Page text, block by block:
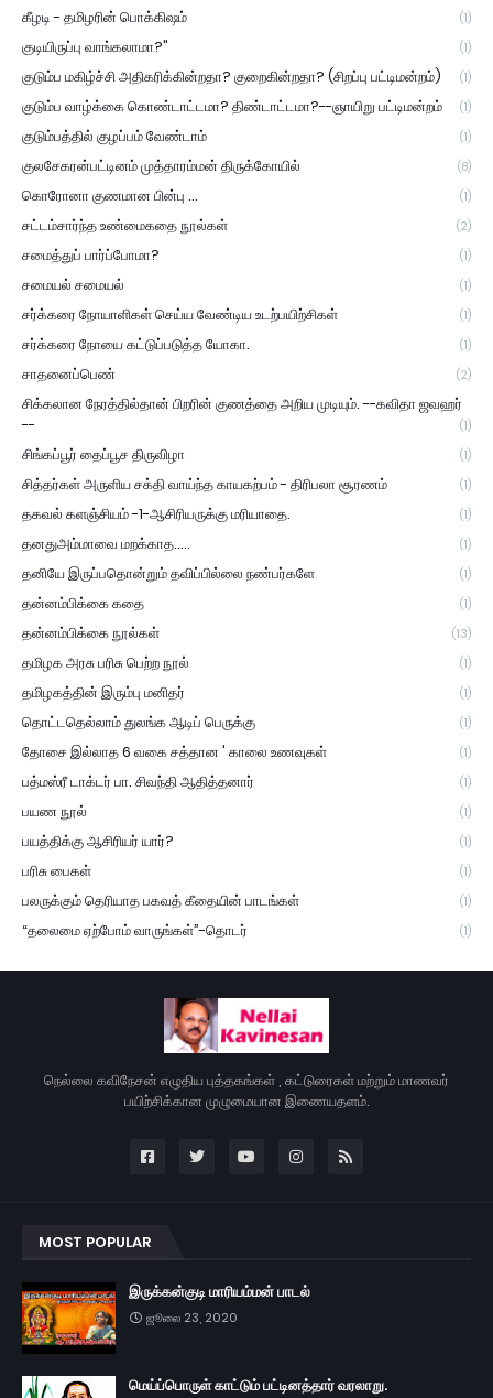
கீழடி - தமிழரின் பொக்கிஷம் (1)
குடியிருப்பு வாங்கலாமா?" (1)
குடும்ப மகிழ்ச்சி அதிகரிக்கின்றதா? குறைகின்றதா? (சிறப்பு பட்டிமன்றம்) (1)
குடும்ப வாழ்க்கை கொண்டாட்டமா? திண்டாட்டமா?--ஞாயிறு பட்டிமன்றம் (1)
குடும்பத்தில் குழப்பம் வேண்டாம் (1)
குலசேகரன்பட்டினம் முத்தாரம்மன் திருக்கோயில் (8)
கொரோனா குணமான பின்பு ... (1)
சட்டம்சார்ந்த உண்மைகதை நூல்கள் (2)
சமைத்துப் பார்ப்போமா? (1)
சமையல் சமையல் (1)
சர்க்கரை நோயாளிகள் செய்ய வேண்டிய உடற்பயிற்சிகள் (1)
சர்க்கரை நோயை கட்டுப்படுத்த யோகா. (1)
சாதனைப்பெண் (2)
சிக்கலான நேரத்தில்தான் பிறரின் குணத்தை அறிய முடியும். --கவிதா ஜவஹர்
--
(1)
சிங்கப்பூர் தைப்பூச திருவிழா (1)
சித்தர்கள் அருளிய சக்தி வாய்ந்த காயகற்பம் - திரிபலா சூரணம் (1)
தகவல் களஞ்சியம் -1-ஆசிரியருக்கு மரியாதை. (1)
தனதுஅம்மாவை மறக்காத..... (1)
தனியே இருப்பதொன்றும் தவிப்பில்லை நண்பர்களே (1)
தன்னம்பிக்கை கதை (1)
தன்னம்பிக்கை நூல்கள் (13)
தமிழக அரசு பரிசு பெற்ற நூல் (1)
தமிழகத்தின் இரும்பு மனிதர் (1)
தொட்டதெல்லாம் துலங்க ஆடிப் பெருக்கு (1)
தோசை இல்லாத 6 வகை சத்தான ' காலை உணவுகள் (1)
பத்மஸ்ரீ டாக்டர் பா. சிவந்தி ஆதித்தனார் (1)
பயண நூல் (1)
பயத்திக்கு ஆசிரியர் யார்? (1)
பரிசு பைகள் (1)
பலருக்கும் தெரியாத பகவத் கீதையின் பாடங்கள் (1)
“தலைமை ஏற்போம் வாருங்கள்”-தொடர் (1)
நெல்லை கவிநேசன் எழுதிய புத்தகங்கள் , கட்டுரைகள் மற்றும் மாணவர்
பயிற்சிக்கான முழுமையான இணையதளம்.
MOST POPULAR
இருக்கன்குடி மாரியம்மன் பாடல்
ஜூலை 23, 2020
மெய்ப்பொருள் காட்டும் பட்டினத்தார் வரலாறு.